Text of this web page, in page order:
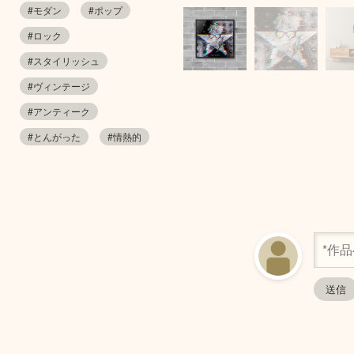
#モダン
#ポップ
#ロック
#スタイリッシュ
#ヴィンテージ
#アンティーク
#とんがった
#情熱的